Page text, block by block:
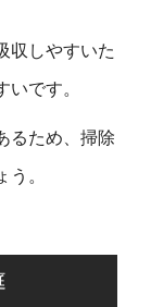
収しやすいた
です。
るため、掃除
。